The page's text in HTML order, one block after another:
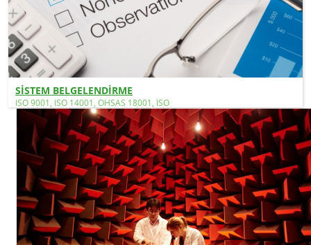
SİSTEM BELGELENDİRME
ISO 9001, ISO 14001, OHSAS 18001, ISO